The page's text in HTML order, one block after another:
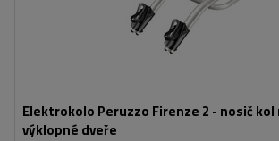
Elektrokolo Peruzzo Firenze 2 - nosič kol
výklopné dveře